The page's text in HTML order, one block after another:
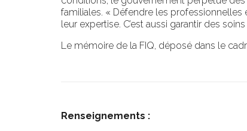
familiales. « Défendre les
leur expertise. C’est aussi garantir des
Le mémoire de la FIQ, déposé dans le
Renseignements :